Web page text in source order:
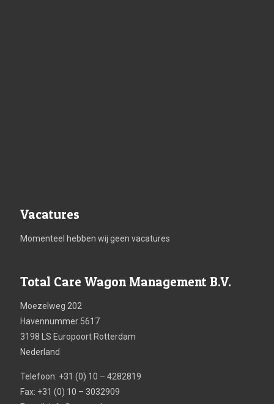
Vacatures
Momenteel hebben wij geen vacatures
Total Care Wagon Management B.V.
Moezelweg 202
Havennummer 5617
3198 LS Europoort Rotterdam
Nederland
Telefoon: +31 (0) 10 – 4282819
Fax: +31 (0) 10 – 3032909